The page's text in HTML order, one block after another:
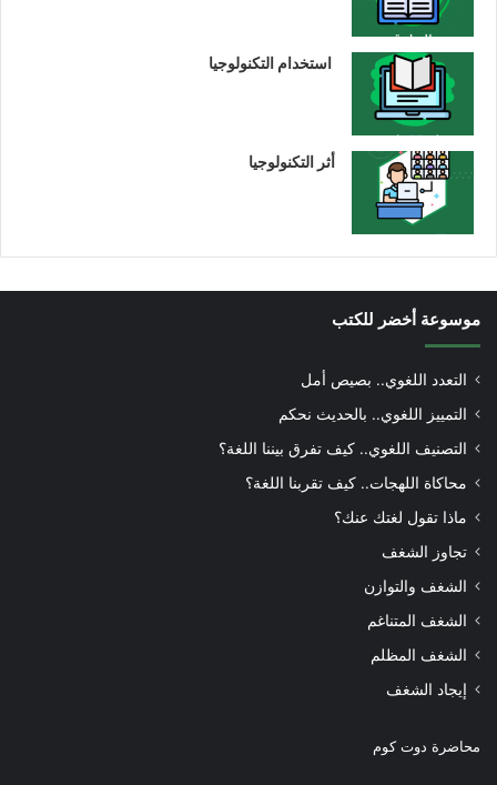
استخدام التكنولوجيا
أثر التكنولوجيا
موسوعة أخضر للكتب
التعدد اللغوي.. بصيص أمل
التمييز اللغوي.. بالحديث نحكم
التصنيف اللغوي.. كيف تفرق بيننا اللغة؟
محاكاة اللهجات.. كيف تقربنا اللغة؟
ماذا تقول لغتك عنك؟
تجاوز الشغف
الشغف والتوازن
الشغف المتناغم
الشغف المظلم
إيجاد الشغف
محاضرة دوت كوم